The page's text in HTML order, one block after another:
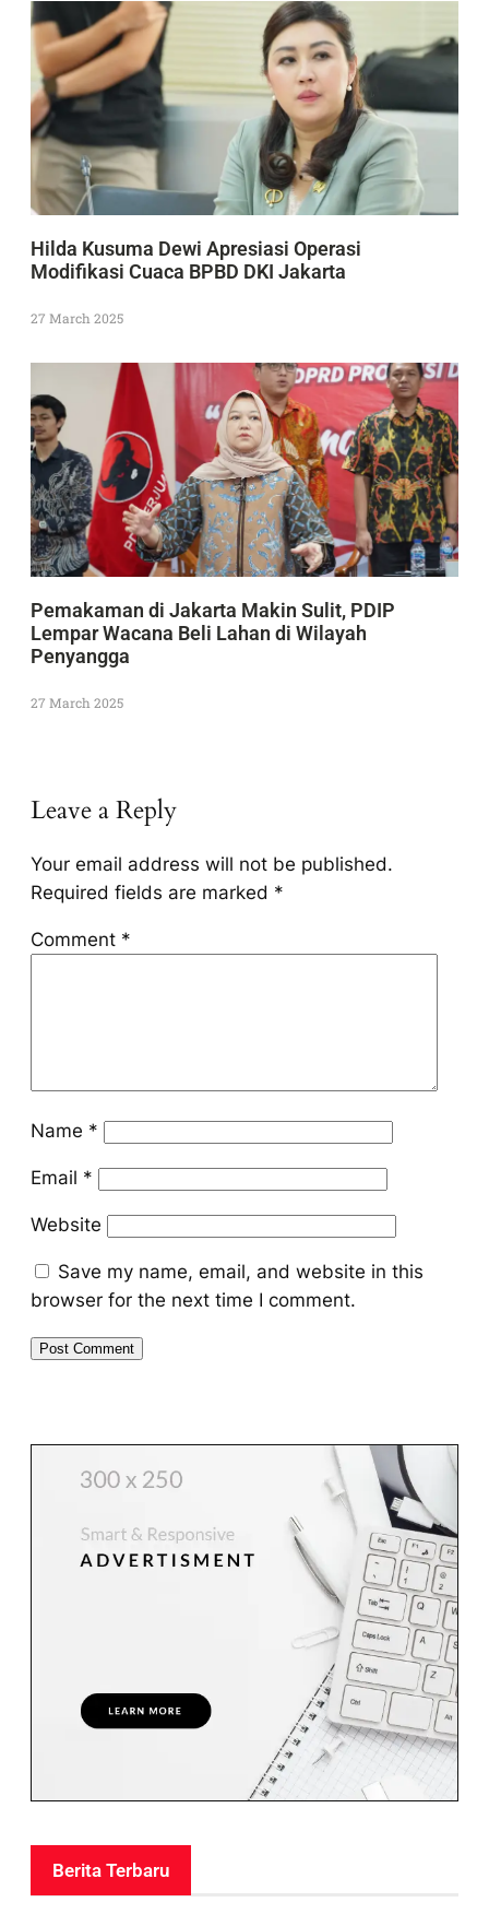
Hilda Kusuma Dewi Apresiasi Operasi
Modifikasi Cuaca BPBD DKI Jakarta
27 March 2025
Pemakaman di Jakarta Makin Sulit, PDIP
Lempar Wacana Beli Lahan di Wilayah
Penyangga
27 March 2025
Leave a Reply
Your email address will not be published.
Required fields are marked *
Comment *
Name *
Email *
Website
Save my name, email, and website in this
browser for the next time I comment.
Berita Terbaru